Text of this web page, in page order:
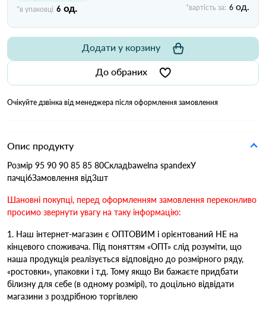
*в упаковці 6 од. *вартість за: 6 од.
До обраних
Додати у корзину
Очікуйте дзвінка від менеджера після оформлення замовлення
Опис продукту
Розмір 95 90 90 85 85 80Складbawelna spandexУ
пачці6Замовлення від3шт
Шановні покупці, перед оформленням замовлення переконливо
просимо звернути увагу на таку інформацію:
1. Наш інтернет-магазин є ОПТОВИМ і орієнтований НЕ на
кінцевого споживача. Під поняттям «ОПТ» слід розуміти, що
наша продукція реалізується відповідно до розмірного ряду,
«ростовки», упаковки і т.д. Тому якщо Ви бажаєте придбати
білизну для себе (в одному розмірі), то доцільно відвідати
магазини з роздрібною торгівлею